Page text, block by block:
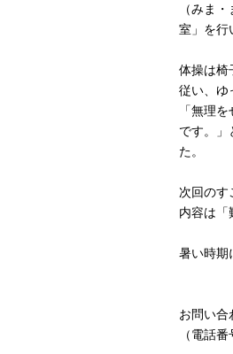
（みま
室」を行
体操は椅
従い、ゆ
「無理
です。」
た。
次回のす
内容は「
暑い時期
お問い合
（電話番